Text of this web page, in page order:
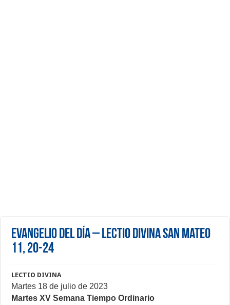
Evangelio del día – Lectio Divina San Mateo
11, 20-24
LECTIO DIVINA
Martes 18 de julio de 2023
Martes XV Semana Tiempo Ordinario